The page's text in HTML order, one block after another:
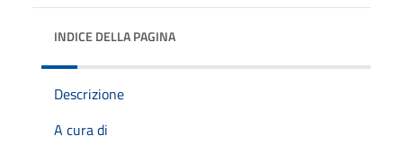
INDICE DELLA PAGINA
Descrizione
A cura di